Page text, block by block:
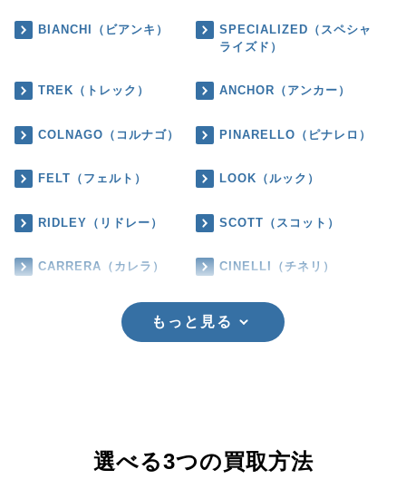
BIANCHI（ビアンキ）
SPECIALIZED（スペシャ
ライズド）
TREK（トレック） ANCHOR（アンカー）
COLNAGO（コルナゴ） PINARELLO（ピナレロ）
FELT（フェルト） LOOK（ルック）
RIDLEY（リドレー） SCOTT（スコット）
CARRERA（カレラ） CINELLI（チネリ）
もっと見る
選べる3つの買取方法